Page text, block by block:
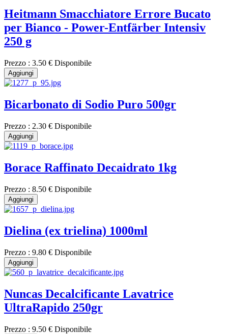
Heitmann Smacchiatore Errore Bucato
per Bianco - Power-Entfärber Intensiv
250 g
Prezzo : 3.50 € Disponibile
Aggiungi
Bicarbonato di Sodio Puro 500gr
Prezzo : 2.30 € Disponibile
Aggiungi
Borace Raffinato Decaidrato 1kg
Prezzo : 8.50 € Disponibile
Aggiungi
Dielina (ex trielina) 1000ml
Prezzo : 9.80 € Disponibile
Aggiungi
Nuncas Decalcificante Lavatrice
UltraRapido 250gr
Prezzo : 9.50 € Disponibile